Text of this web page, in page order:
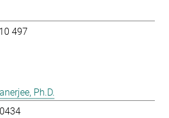
497
Ph.D.